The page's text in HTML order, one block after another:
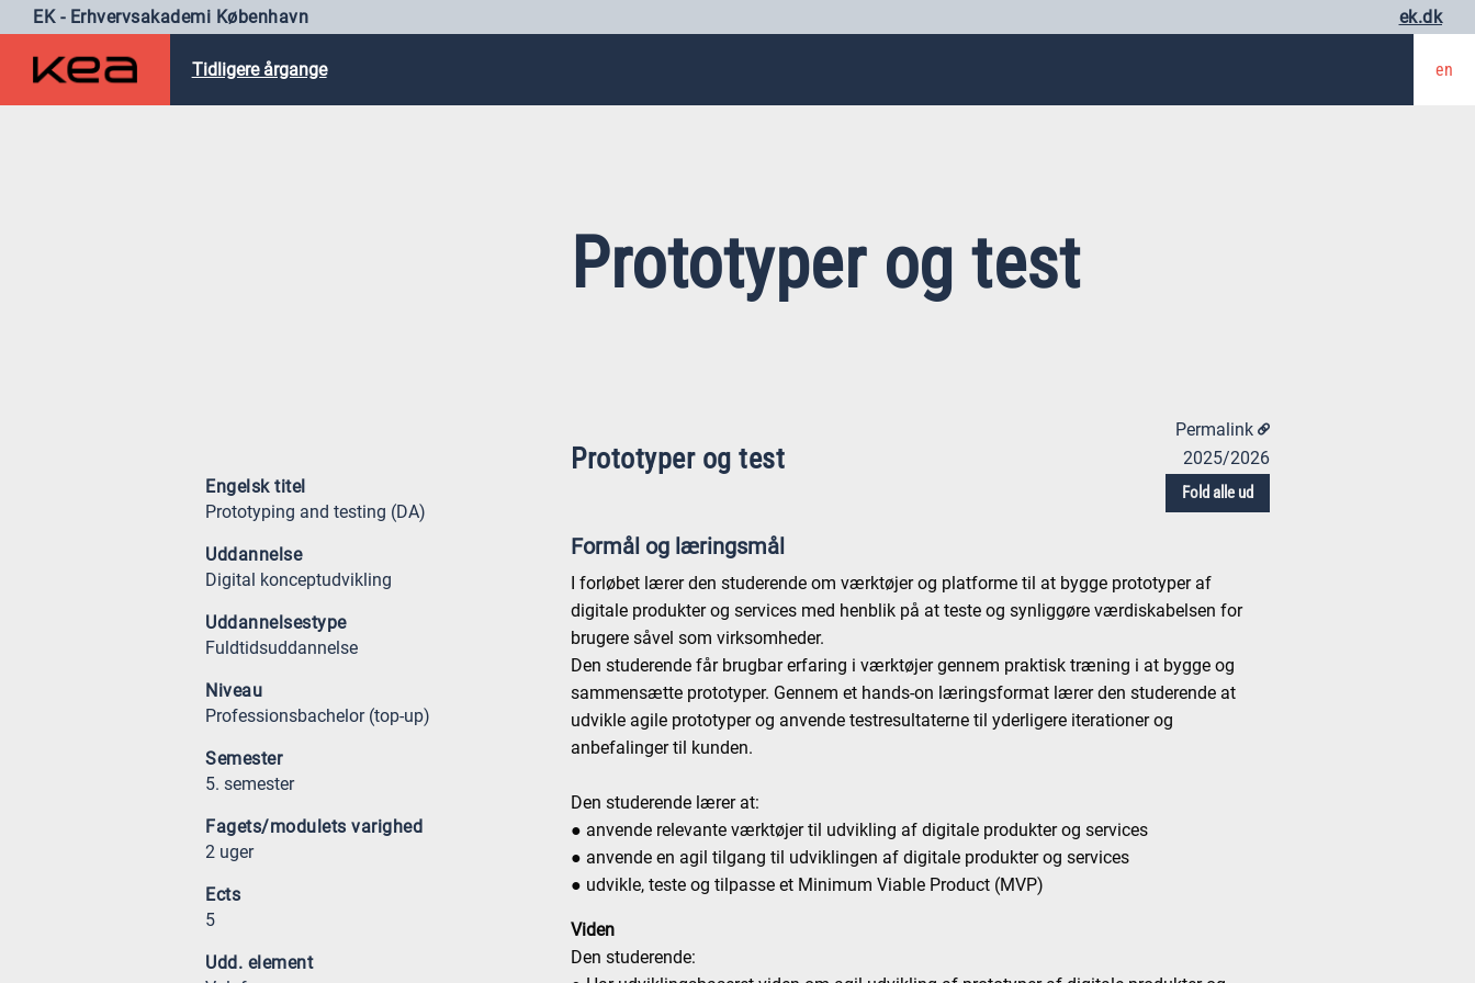
EK - Erhvervsakademi København ek.dk
Tidligere årgange en
Prototyper og test
Permalink
Prototyper og test
2025/2026
Engelsk titel
Prototyping and testing (DA)
Uddannelse
Digital konceptudvikling
Uddannelsestype
Fuldtidsuddannelse
Niveau
Professionsbachelor (top-up)
Semester
5. semester
Fagets/modulets varighed
2 uger
Ects
5
Udd. element
Fold alle ud
Formål og læringsmål
I forløbet lærer den studerende om værktøjer og platforme til at bygge prototyper af
digitale produkter og services med henblik på at teste og synliggøre værdiskabelsen for
brugere såvel som virksomheder.
Den studerende får brugbar erfaring i værktøjer gennem praktisk træning i at bygge og
sammensætte prototyper. Gennem et hands-on læringsformat lærer den studerende at
udvikle agile prototyper og anvende testresultaterne til yderligere iterationer og
anbefalinger til kunden.
Den studerende lærer at:
● anvende relevante værktøjer til udvikling af digitale produkter og services
● anvende en agil tilgang til udviklingen af digitale produkter og services
● udvikle, teste og tilpasse et Minimum Viable Product (MVP)
Viden
Den studerende: